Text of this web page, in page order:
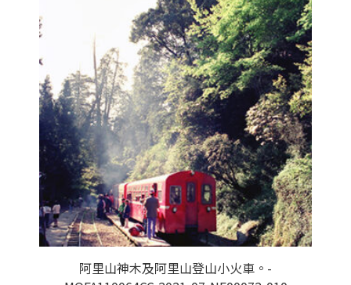
阿里山神木及阿里山登山小火車。-